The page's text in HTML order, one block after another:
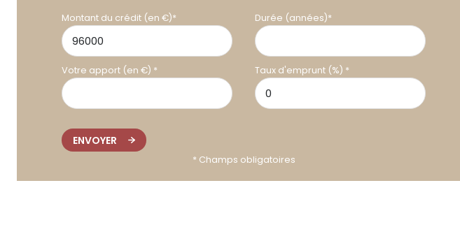
Montant du crédit (en €)* Durée (années)*
Votre apport (en €) * Taux d'emprunt (%) *
ENVOYER
* Champs obligatoires